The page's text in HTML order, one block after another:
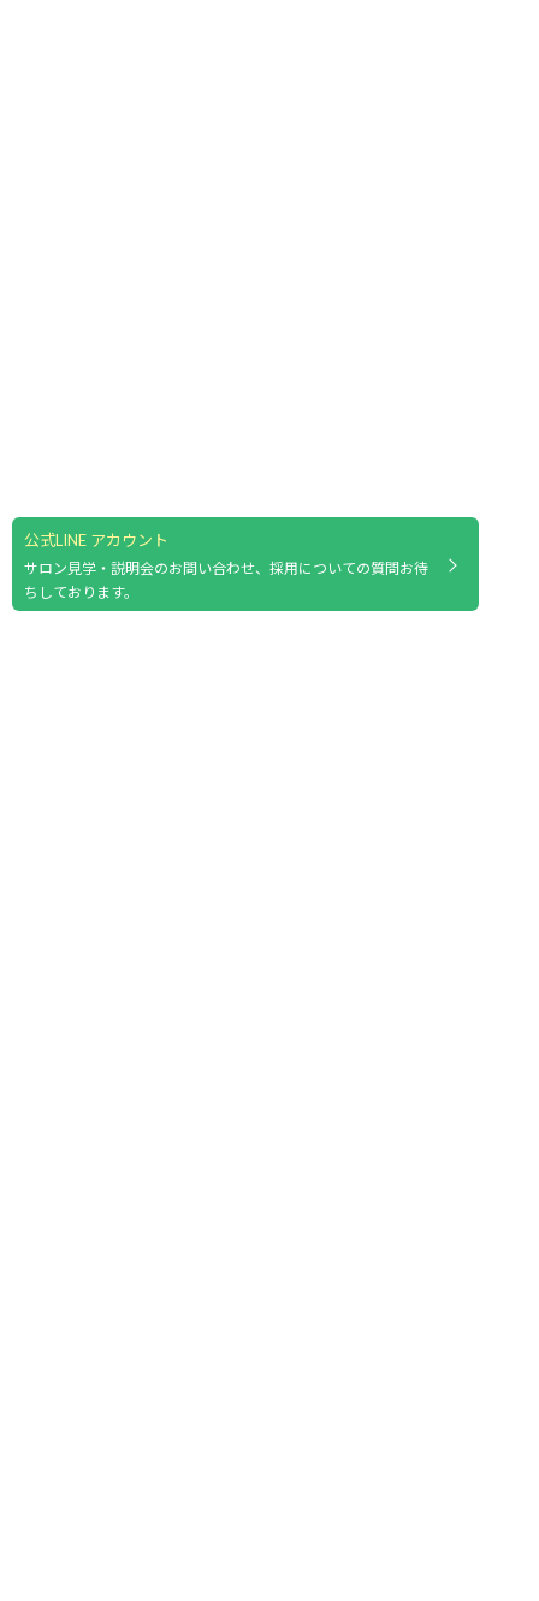
公式LINE アカウント
サロン見学・説明会のお問い合わせ、採用についての質問お待
ちしております。